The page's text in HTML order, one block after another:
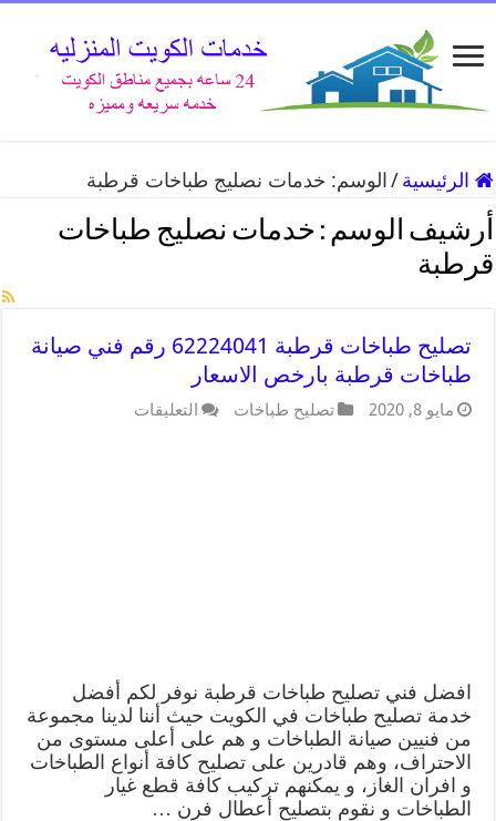
الرئيسية / الوسم: خدمات نصليج طباخات قرطبة
أرشيف الوسم : خدمات نصليج طباخات
قرطبة
تصليح طباخات قرطبة 62224041 رقم فني صيانة
طباخات قرطبة بارخص الاسعار
مايو 8, 2020 تصليح طباخات التعليقات
افضل فني تصليح طباخات قرطبة نوفر لكم أفضل
خدمة تصليح طباخات في الكويت حيث أننا لدينا مجموعة
من فنيين صيانة الطباخات و هم على أعلى مستوى من
الاحتراف، وهم قادرين على تصليح كافة أنواع الطباخات
و افران الغاز، و يمكنهم تركيب كافة قطع غيار
الطباخات و نقوم بتصليح أعطال فرن …